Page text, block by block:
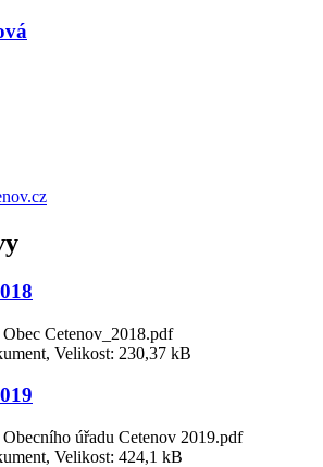
Cetenov_2018.pdf
Velikost: 230,37 kB
úřadu Cetenov 2019.pdf
Velikost: 424,1 kB